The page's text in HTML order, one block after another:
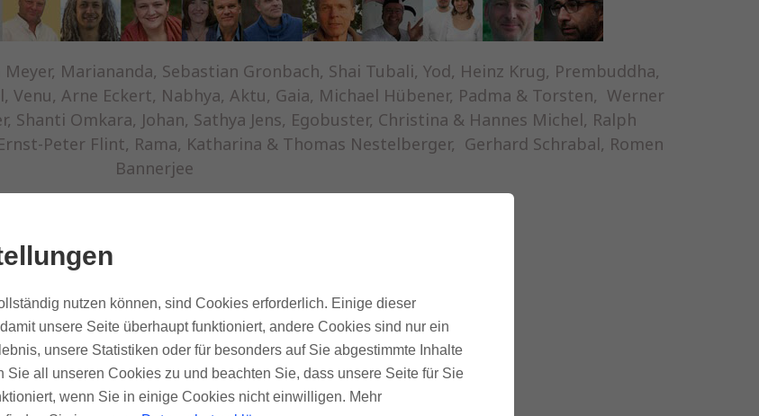
Mariananda, Sebastian Gronbach, Shai Tubali, Yod, Heinz Krug, Prembuddha,
Venu, Arne Eckert, Nabhya, Aktu, Gaia, Michael Hübener, Padma & Torsten, Werner
Shanti Omkara, Johan, Sathya Jens, Egobuster, Christina & Hannes Michel, Ralph
Peter Flint, Rama, Katharina & Thomas Nestelberger, Gerhard Schrabal, Romen
Bannerjee
98,50 €
nutzen können, sind Cookies erforderlich. Einige dieser
unsere Seite überhaupt funktioniert, andere Cookies sind nur ein
unsere Statistiken oder für besonders auf Sie abgestimmte Inhalte
Sie all unseren Cookies zu und beachten Sie, dass unsere Seite für Sie
wenn Sie in einige Cookies nicht einwilligen. Mehr